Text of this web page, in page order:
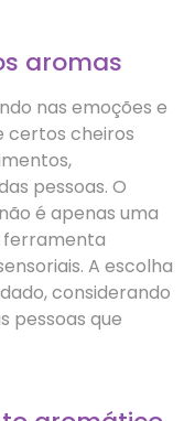
aromas
nas emoções e
certos cheiros
pessoas. O
é apenas uma
ferramenta
A escolha
considerando
pessoas que